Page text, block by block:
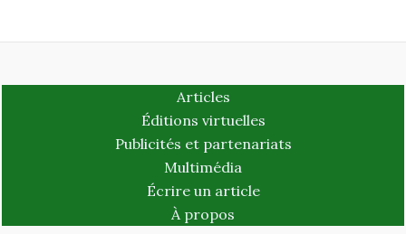
Articles
Éditions virtuelles
Publicités et partenariats
Multimédia
Écrire un article
À propos